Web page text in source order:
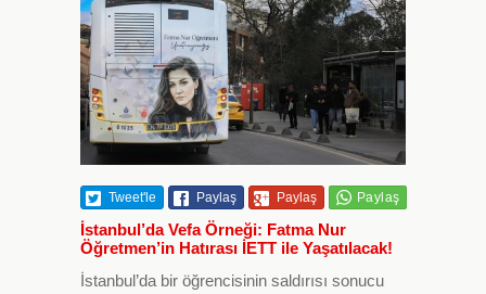
Tweet'le Paylaş Paylaş
İstanbul’da Vefa Örneği: Fatma Nur
Öğretmen’in Hatırası İETT ile Yaşatılacak!
İstanbul’da bir öğrencisinin saldırısı sonucu